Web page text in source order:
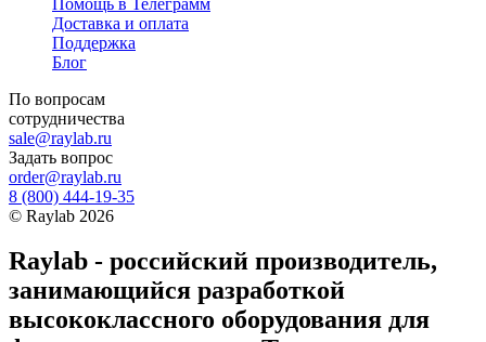
Доставка и оплата
Поддержка
Блог
По вопросам
сотрудничества
sale@raylab.ru
Задать вопрос
order@raylab.ru
8 (800) 444-19-35
© Raylab 2026
Raylab - российский производитель,
занимающийся разработкой
высококлассного оборудования для